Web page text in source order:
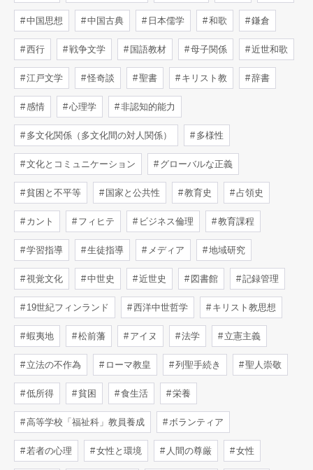
中国思想 中国古典 日本儒学 和歌 鎌倉
西行 戦争文学 国語教材 母子関係 近世和歌
江戸文学 怪奇談 聖書 キリスト教 辞書
感情 心理学 非認知的能力
多文化関係（多文化間の対人関係） 多様性
文化とコミュニケーション グローバルな正義
貧困と不平等 国家と公共性 教育史 占領史
カント フィヒテ ビジネス倫理 教育課程
学習指導 生徒指導 メディア 地域研究
視覚文化 中世史 近世史 図書館 記録管理
19世紀フィンランド 西洋中世哲学 キリスト教思想
蝦夷地 松前藩 アイヌ 法学 立憲主義
立法の不作為 ローマ教皇 列聖手続き 聖人崇敬
低所得 貧困 食生活 栄養
高等学校「福祉科」教員養成 ボランティア
若者の心理 女性と環境 人間の尊厳 女性